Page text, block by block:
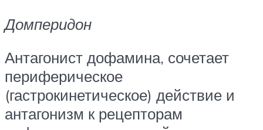
Домперидон
Антагонист дофамина, сочетает
периферическое
(гастрокинетическое) действие и
антагонизм к рецепторам